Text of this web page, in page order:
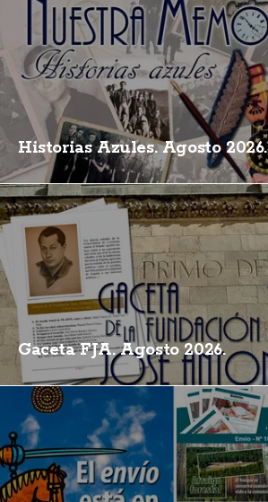
Historias Azules. Agosto 2026.
Gaceta FJA. Agosto 2026.